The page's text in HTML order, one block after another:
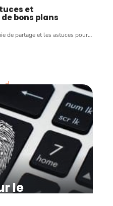
et
bons plans
de partage et les astuces pour…
le